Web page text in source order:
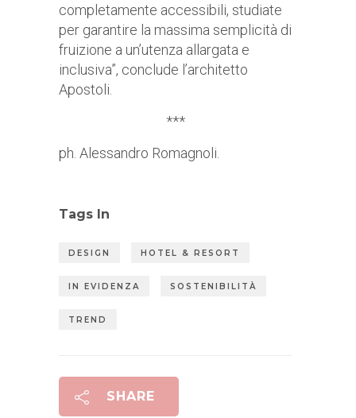
completamente accessibili, studiate
per garantire la massima semplicità di
fruizione a un’utenza allargata e
inclusiva”, conclude l’architetto
Apostoli.
***
ph. Alessandro Romagnoli.
Tags In
DESIGN HOTEL & RESORT
IN EVIDENZA SOSTENIBILITÀ
TREND
SHARE